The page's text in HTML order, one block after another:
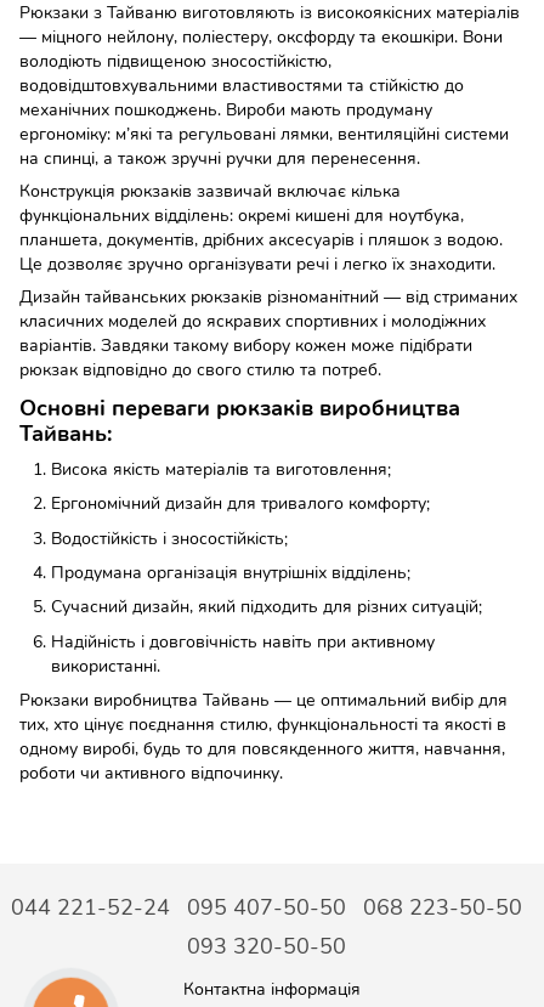
Рюкзаки з Тайваню виготовляють із високоякісних матеріалів
— міцного нейлону, поліестеру, оксфорду та екошкіри. Вони
володіють підвищеною зносостійкістю,
водовідштовхувальними властивостями та стійкістю до
механічних пошкоджень. Вироби мають продуману
ергономіку: м’які та регульовані лямки, вентиляційні системи
на спинці, а також зручні ручки для перенесення.
Конструкція рюкзаків зазвичай включає кілька
функціональних відділень: окремі кишені для ноутбука,
планшета, документів, дрібних аксесуарів і пляшок з водою.
Це дозволяє зручно організувати речі і легко їх знаходити.
Дизайн тайванських рюкзаків різноманітний — від стриманих
класичних моделей до яскравих спортивних і молодіжних
варіантів. Завдяки такому вибору кожен може підібрати
рюкзак відповідно до свого стилю та потреб.
Основні переваги рюкзаків виробництва
Тайвань:
Висока якість матеріалів та виготовлення;
Ергономічний дизайн для тривалого комфорту;
Водостійкість і зносостійкість;
Продумана організація внутрішніх відділень;
Сучасний дизайн, який підходить для різних ситуацій;
Надійність і довговічність навіть при активному
використанні.
Рюкзаки виробництва Тайвань — це оптимальний вибір для
тих, хто цінує поєднання стилю, функціональності та якості в
одному виробі, будь то для повсякденного життя, навчання,
роботи чи активного відпочинку.
044 221-52-24 095 407-50-50
068 223-50-50
093 320-50-50
Контактна інформація